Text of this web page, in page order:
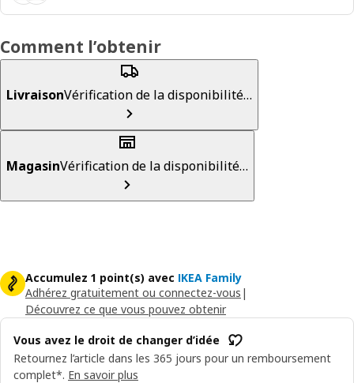
Comment l’obtenir
LivraisonVérification de la disponibilité…
MagasinVérification de la disponibilité…
Accumulez 1 point(s) avec IKEA Family
Adhérez gratuitement ou connectez-vous |
Découvrez ce que vous pouvez obtenir
Vous avez le droit de changer d’idée
Retournez l’article dans les 365 jours pour un remboursement
complet*. En savoir plus